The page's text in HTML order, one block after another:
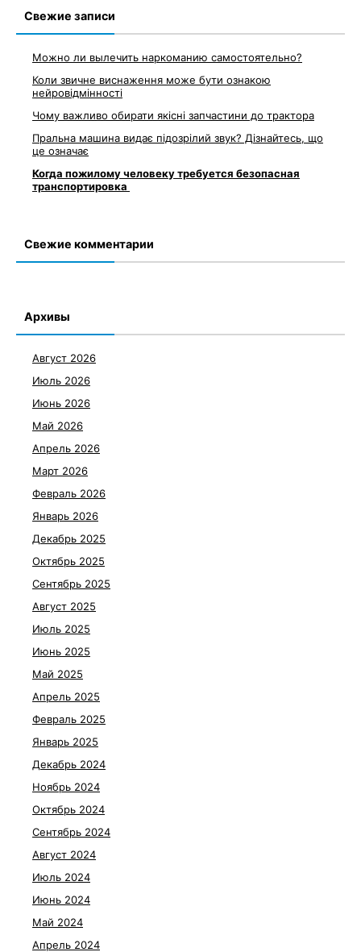
Свежие записи
Можно ли вылечить наркоманию самостоятельно?
Коли звичне виснаження може бути ознакою
нейровідмінності
Чому важливо обирати якісні запчастини до трактора
Пральна машина видає підозрілий звук? Дізнайтесь, що
це означає
Когда пожилому человеку требуется безопасная
транспортировка
Свежие комментарии
Архивы
Август 2026
Июль 2026
Июнь 2026
Май 2026
Апрель 2026
Март 2026
Февраль 2026
Январь 2026
Декабрь 2025
Октябрь 2025
Сентябрь 2025
Август 2025
Июль 2025
Июнь 2025
Май 2025
Апрель 2025
Февраль 2025
Январь 2025
Декабрь 2024
Ноябрь 2024
Октябрь 2024
Сентябрь 2024
Август 2024
Июль 2024
Июнь 2024
Май 2024
Апрель 2024